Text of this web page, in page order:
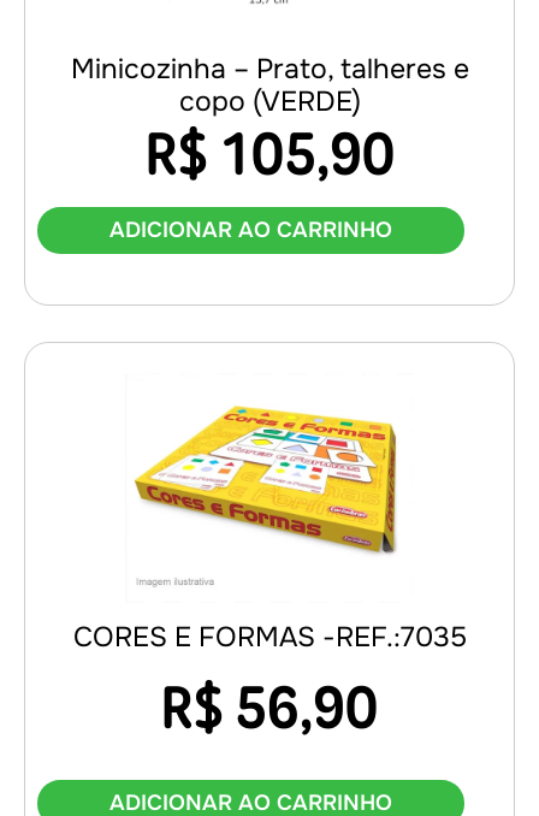
Minicozinha – Prato, talheres e
copo (VERDE)
R$ 105,90
ADICIONAR AO CARRINHO
CORES E FORMAS -REF.:7035
R$ 56,90
ADICIONAR AO CARRINHO